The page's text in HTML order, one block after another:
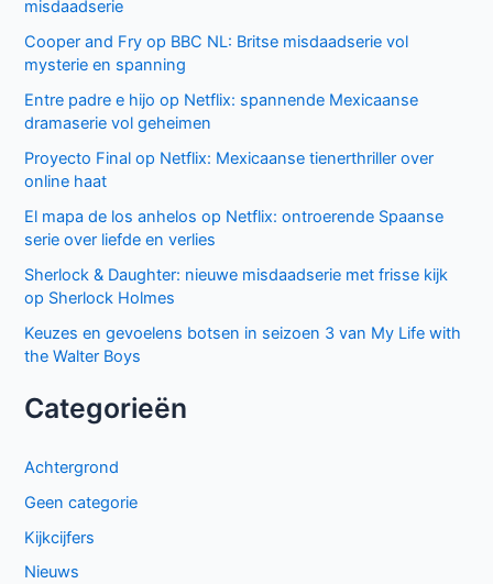
misdaadserie
Cooper and Fry op BBC NL: Britse misdaadserie vol
mysterie en spanning
Entre padre e hijo op Netflix: spannende Mexicaanse
dramaserie vol geheimen
Proyecto Final op Netflix: Mexicaanse tienerthriller over
online haat
El mapa de los anhelos op Netflix: ontroerende Spaanse
serie over liefde en verlies
Sherlock & Daughter: nieuwe misdaadserie met frisse kijk
op Sherlock Holmes
Keuzes en gevoelens botsen in seizoen 3 van My Life with
the Walter Boys
Categorieën
Achtergrond
Geen categorie
Kijkcijfers
Nieuws